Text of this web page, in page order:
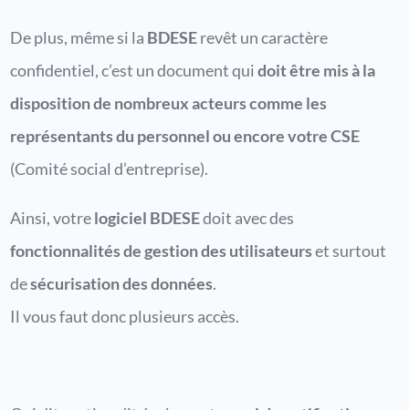
De plus, même si la BDESErevêt un caractère
confidentiel, c’est un document quidoit être mis à la
disposition de nombreux acteurs comme les
représentants du personnel ou encore votre CSE
(Comité social d’entreprise).
Ainsi, votrelogiciel BDESEdoit avec des
fonctionnalités de gestion des utilisateurset surtout
desécurisation des données.
Il vous faut donc plusieurs accès.